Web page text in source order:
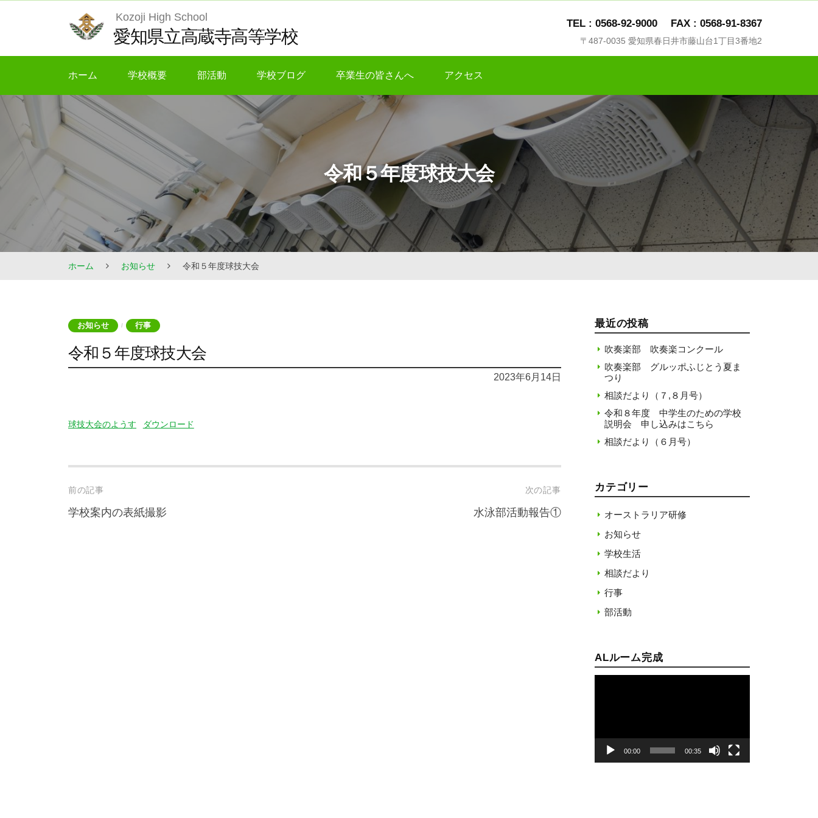
Kozoji High School
愛知県立高蔵寺高等学校
TEL : 0568-92-9000 FAX : 0568-91-8367
〒487-0035 愛知県春日井市藤山台1丁目3番地2
ホーム 学校概要 部活動 学校ブログ 卒業生の皆さんへ アクセス
令和５年度球技大会
ホーム お知らせ 令和５年度球技大会
お知らせ / 行事
令和５年度球技大会
2023年6月14日
球技大会のようす ダウンロード
Post
navigation
前の記事
学校案内の表紙撮影
次の記事
水泳部活動報告①
最近の投稿
吹奏楽部 吹奏楽コンクール
吹奏楽部 グルッポふじとう夏ま
つり
相談だより（７,８月号）
令和８年度 中学生のための学校
説明会 申し込みはこちら
相談だより（６月号）
カテゴリー
オーストラリア研修
お知らせ
学校生活
相談だより
行事
部活動
ALルーム完成
ー
00:00 00:35